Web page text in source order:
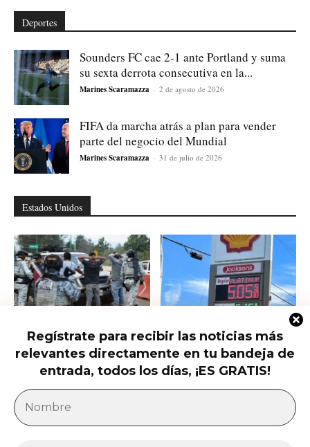
Deportes
Sounders FC cae 2-1 ante Portland y suma
su sexta derrota consecutiva en la...
Marines Scaramazza - 2 de agosto de 2026
FIFA da marcha atrás a plan para vender
parte del negocio del Mundial
Marines Scaramazza - 31 de julio de 2026
Estados Unidos
Ofrecen 25 millones por el nuevo
líder del CJNG
Las petroleras siguen haciendo su
agosto: El conflicto con Irán
dispara...
América Latina
Regístrate para recibir las noticias más
relevantes directamente en tu bandeja de
entrada, todos los días, ¡ES GRATIS!